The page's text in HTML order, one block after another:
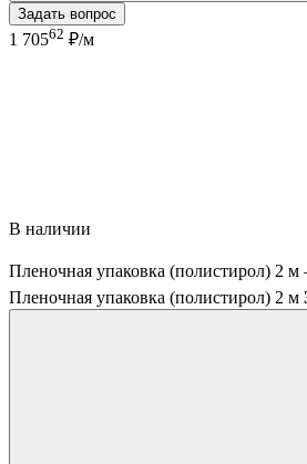
Задать вопрос
1 70562 ₽/м
В наличии
Пленочная упаковка (полистирол) 2
Пленочная упаковка (полистирол) 2 м